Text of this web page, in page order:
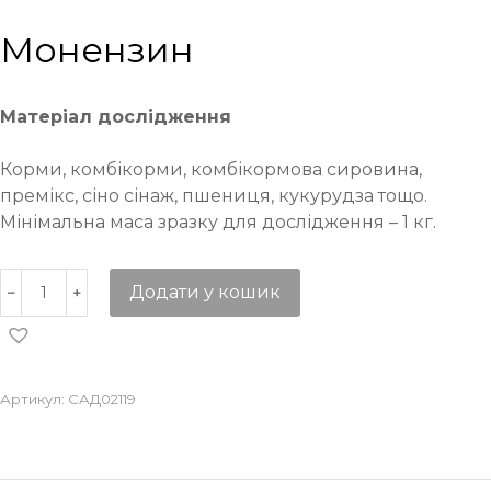
Монензин
Матеріал дослідження
Корми, комбікорми, комбікормова сировина,
премікс, сіно сінаж, пшениця, кукурудза тощо.
Мінімальна маса зразку для дослідження – 1 кг.
Додати у кошик
Артикул: САД02119